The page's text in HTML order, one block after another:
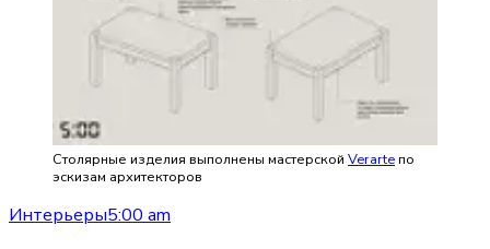
Столярные изделия выполнены мастерской Verarteпо
эскизам архитекторов
Интерьеры5:00 am